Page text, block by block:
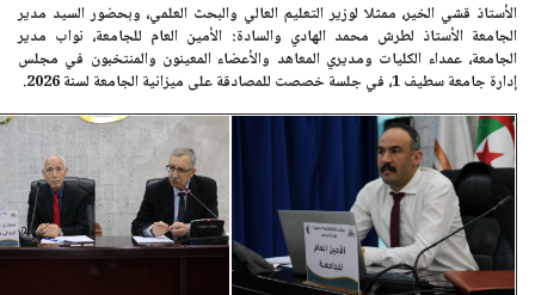
الأستاذ قشي الخير، ممثلا لوزير التعليم العالي والبحث العلمي، وبحضور السيد مدير
الجامعة الأستاذ لطرش محمد الهادي والسادة: الأمين العام للجامعة، نواب مدير
الجامعة، عمداء الكليات ومديري المعاهد والأعضاء المعينون والمنتخبون في مجلس
إدارة جامعة سطيف 1، في جلسة خصصت للمصادقة على ميزانية الجامعة لسنة 2026.